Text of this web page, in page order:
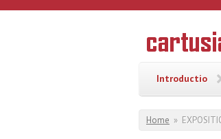
Overslaan en naar de inhoud gaan
Geschiedenis
van de
Introductio
U bent
Home »